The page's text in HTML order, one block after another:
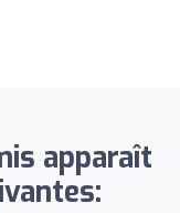
apparaît